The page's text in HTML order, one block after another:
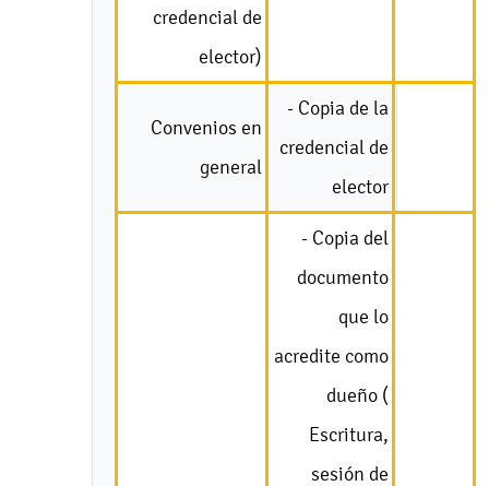
credencial de
elector)
Convenios en
general
- Copia de la
credencial de
elector
- Copia del
documento
que lo
acredite como
dueño (
Escritura,
sesión de